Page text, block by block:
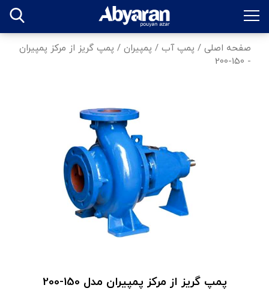
صفحه اصلی / پمپ آب / پمپیران / پمپ گریز از مرکز پمپیران
- 150-200
پمپ گریز از مرکز پمپیران مدل 150-200